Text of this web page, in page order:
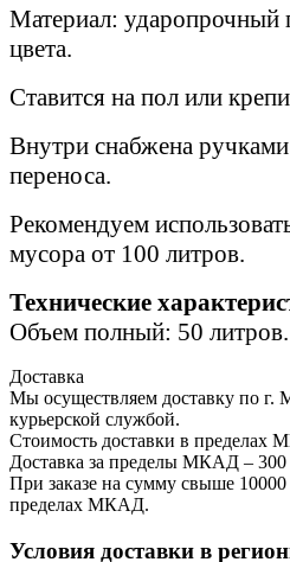
Материал: ударопрочный
цвета.
Ставится на пол или
Внутри снабжена
переноса.
Рекомендуем
мусора от 100 литров.
Технические
Объем полный: 50 литров.
Доставка
Мы осуществляем доставку по г.
курьерской службой.
Стоимость доставки в пределах
Доставка за пределы МКАД – 300
При заказе на сумму свыше 10000
пределах МКАД.
Условия доставки в